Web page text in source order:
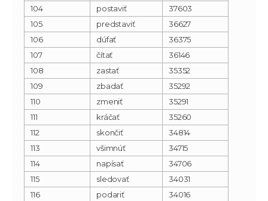
104
postaviť
37603
105
predstaviť
36627
106
dúfať
36375
107
čítať
36146
108
zastať
35352
109
zbadať
35292
110
zmeniť
35291
111
kráčať
35260
112
skončiť
34814
113
všimnúť
34715
114
napísať
34706
115
sledovať
34031
116
podariť
34016